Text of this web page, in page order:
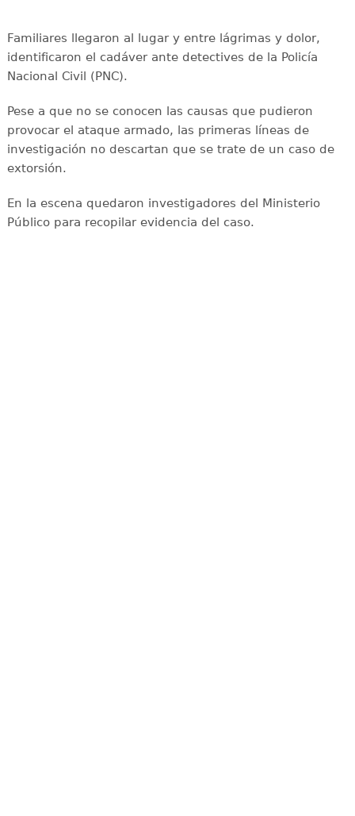
Familiares llegaron al lugar y entre lágrimas y dolor,
identificaron el cadáver ante detectives de la Policía
Nacional Civil (PNC).
Pese a que no se conocen las causas que pudieron
provocar el ataque armado, las primeras líneas de
investigación no descartan que se trate de un caso de
extorsión.
En la escena quedaron investigadores del Ministerio
Público para recopilar evidencia del caso.